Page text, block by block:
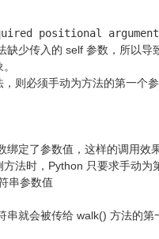
positional
少传入的 self 参数，所以
则必须手动为方法的第一个
绑定了参数值，这样的调用效
法时，Python 只要求手动
串参数值
串就会被传给 walk() 方法的